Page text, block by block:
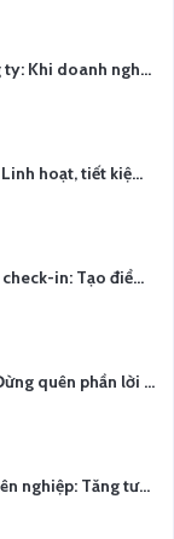
Từ hit Vpop đến hit công ty: Khi doanh nghiệp muốn tạo dấu ấn với lời hát riêng
Thuê thiết bị quay chụp: Linh hoạt, tiết kiệm, hiệu quả
Photobooth – Bục xoay check-in: Tạo điểm nhấn cho sự kiện của bạn
Muốn sự kiện bùng nổ? Đừng quên phần lời hát đậm chất riêng
Livestream sự kiện chuyên nghiệp: Tăng tương tác, nâng tầm thương hiệu